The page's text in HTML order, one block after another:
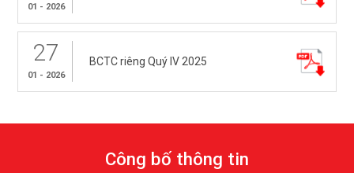
01 - 2026
27
01 - 2026
BCTC riêng Quý IV 2025
Công bố thông tin